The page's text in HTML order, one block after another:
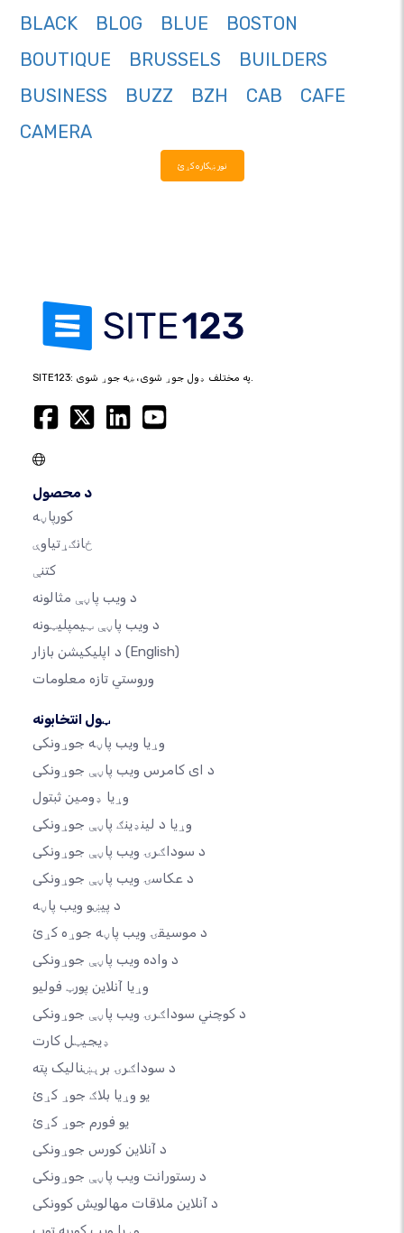
BLACK
BLOG BLUE
BOSTON
BOUTIQUE
BRUSSELS
BUILDERS
BUSINESS
BUZZ BZH CAB
CAFE
CAMERA
نور ښکاره کړئ
SITE123: په مختلف ډول جوړ شوی، ښه جوړ شوی.
د محصول
کورپاڼه
ځانګړتیاوې
کتنې
د ویب پاڼې مثالونه
د ویب پاڼې ټیمپلیټونه
(English)
وروستي تازه معلومات
ټول انتخابونه
وړیا ویب پاڼه جوړونکی
د ای کامرس ویب پاڼې جوړونکی
وړیا ډومین ثبتول
وړیا د لینډینګ پاڼې جوړونکی
د سوداګرۍ ویب پاڼې جوړونکی
د عکاسۍ ویب پاڼې جوړونکی
د پیښو ویب پاڼه
د موسیقۍ ویب پاڼه جوړه کړئ
د واده ویب پاڼې جوړونکی
وړیا آنلاین پورټ فولیو
د کوچني سوداګرۍ ویب پاڼې جوړونکی
ډیجیټل کارت
د سوداګرۍ برېښنالیک پته
یو وړیا بلاګ جوړ کړئ
یو فورم جوړ کړئ
د آنلاین کورس جوړونکی
د رستورانت ویب پاڼې جوړونکی
د آنلاین ملاقات مهالویش کوونکی